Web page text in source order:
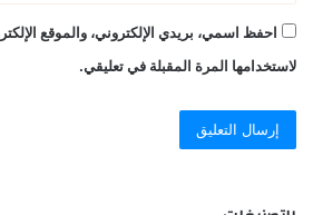
احفظ اسمي، بريدي الإلكتروني، والموقع
لاستخدامها المرة المقبلة في تعليقي.